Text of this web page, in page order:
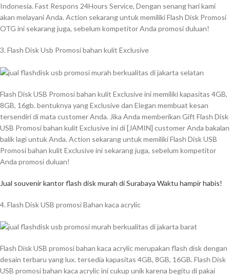
Indonesia. Fast Respons 24Hours Service, Dengan senang hari kami
akan melayani Anda. Action sekarang untuk memiliki Flash Disk Promosi
OTG ini sekarang juga, sebelum kompetitor Anda promosi duluan!
3. Flash Disk Usb Promosi bahan kulit Exclusive
Flash Disk USB Promosi bahan kulit Exclusive ini memiliki kapasitas 4GB,
8GB, 16gb. bentuknya yang Exclusive dan Elegan membuat kesan
tersendiri di mata customer Anda. Jika Anda memberikan Gift Flash Disk
USB Promosi bahan kulit Exclusive ini di [JAMIN] customer Anda bakalan
balik lagi untuk Anda. Action sekarang untuk memiliki Flash Disk USB
Promosi bahan kulit Exclusive ini sekarang juga, sebelum kompetitor
Anda promosi duluan!
Jual souvenir kantor flash disk murah di Surabaya Waktu hampir habis!
4. Flash Disk USB promosi Bahan kaca acrylic
Flash Disk USB promosi bahan kaca acrylic merupakan flash disk dengan
desain terbaru yang lux. tersedia kapasitas 4GB, 8GB, 16GB. Flash Disk
USB promosi bahan kaca acrylic ini cukup unik karena begitu di pakai